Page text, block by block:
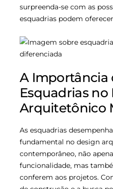
surpreenda-se com as
esquadrias podem
A Importância
Esquadrias no
Arquitetônico
As esquadrias
fundamental no design
contemporâneo, não
funcionalidade, mas
conferem aos projetos.